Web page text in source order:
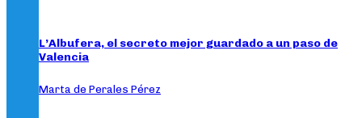
L’Albufera, el secreto mejor guardado a un paso de
Valencia
Marta de Perales Pérez